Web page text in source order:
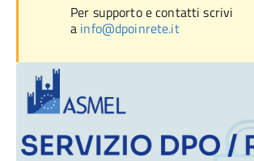
Per supporto e contatti scrivi
a info@dpoinrete.it